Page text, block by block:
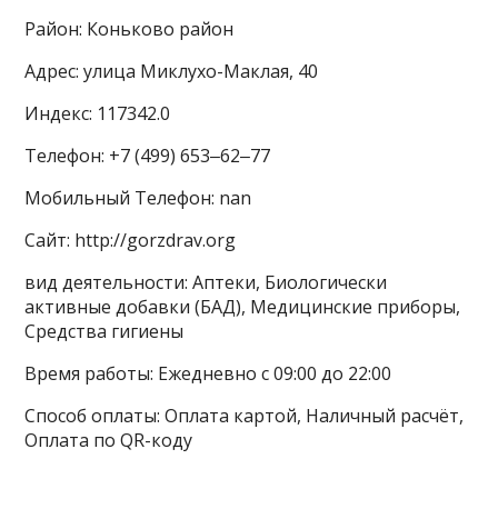
Район: Коньково район
Адрес: улица Миклухо-Маклая, 40
Индекс: 117342.0
Телефон: +7 (499) 653‒62‒77
Мобильный Телефон: nan
Сайт: http://gorzdrav.org
вид деятельности: Аптеки, Биологически
активные добавки (БАД), Медицинские приборы,
Средства гигиены
Время работы: Ежедневно с 09:00 до 22:00
Способ оплаты: Оплата картой, Наличный расчёт,
Оплата по QR-коду